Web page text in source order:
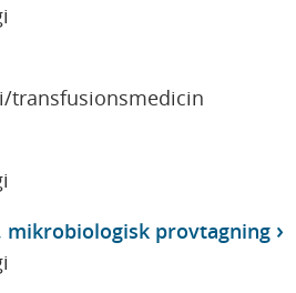
transfusionsmedicin
mikrobiologisk provtagning